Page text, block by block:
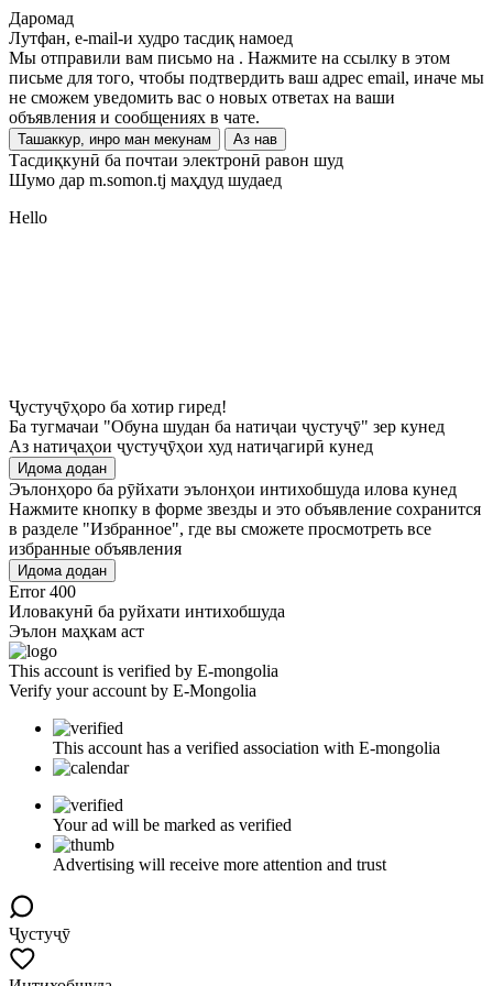
Даромад
Лутфан, e-mail-и худро тасдиқ намоед
Мы отправили вам письмо на . Нажмите на ссылку в этом
письме для того, чтобы подтвердить ваш адрес email, иначе мы
не сможем уведомить вас о новых ответах на ваши
объявления и сообщениях в чате.
Ташаккур, инро ман мекунам Аз нав
Тасдиқкунӣ ба почтаи электронӣ равон шуд
Шумо дар m.somon.tj маҳдуд шудаед
Hello
Ҷустуҷӯҳоро ба хотир гиред!
Ба тугмачаи "Обуна шудан ба натиҷаи ҷустуҷӯ" зер кунед
Аз натиҷаҳои ҷустуҷӯҳои худ натиҷагирӣ кунед
Идома додан
Эълонҳоро ба рӯйхати эълонҳои интихобшуда илова кунед
Нажмите кнопку в форме звезды и это объявление сохранится
в разделе "Избранное", где вы сможете просмотреть все
избранные объявления
Идома додан
Error 400
Иловакунӣ ба руйхати интихобшуда
Эълон маҳкам аст
This account is verified by E-mongolia
Verify your account by E-Mongolia
This account has a verified association with E-mongolia
Your ad will be marked as verified
Advertising will receive more attention and trust
Ҷустуҷӯ